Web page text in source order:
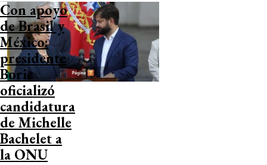
Con apoyo
de Brasil y
México:
presidente
Boric
oficializó
candidatura
de Michelle
Bachelet a
la ONU